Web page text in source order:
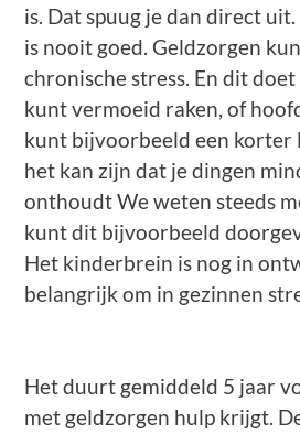
is. Dat spuug je dan direct
is nooit goed. Geldzorgen
chronische stress. En dit
kunt vermoeid raken, of
kunt bijvoorbeeld een korter
het kan zijn dat je dingen
onthoudt We weten steeds
kunt dit bijvoorbeeld
Het kinderbrein is nog in
belangrijk om in gezinnen
Het duurt gemiddeld 5 jaar
met geldzorgen hulp krijgt.